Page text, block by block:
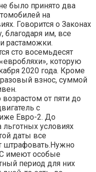
было принято два
на
Говорится о Законах
благодаря им, все
растаможки.
сто восемьдесят
которую
2020 года. Кроме
взнос, суммой
от пяти до
с
Евро-2. До
условиях
даты все
штрафовать.Нужно
имеют особые
период для них